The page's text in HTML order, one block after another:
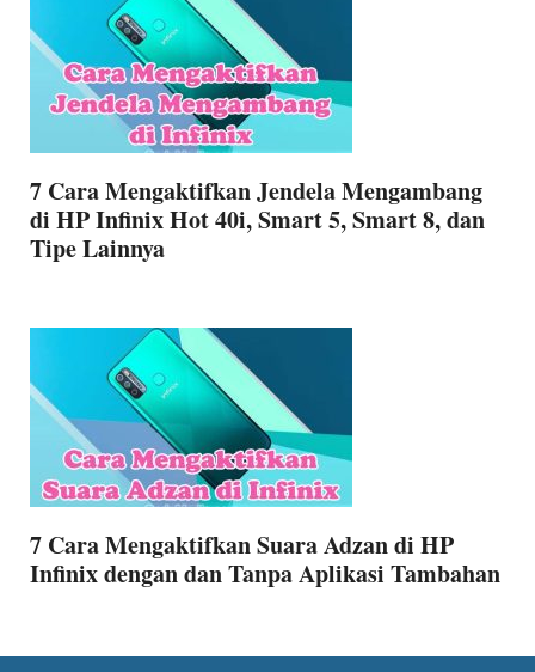
7 Cara Mengaktifkan Jendela Mengambang
di HP Infinix Hot 40i, Smart 5, Smart 8, dan
Tipe Lainnya
7 Cara Mengaktifkan Suara Adzan di HP
Infinix dengan dan Tanpa Aplikasi Tambahan